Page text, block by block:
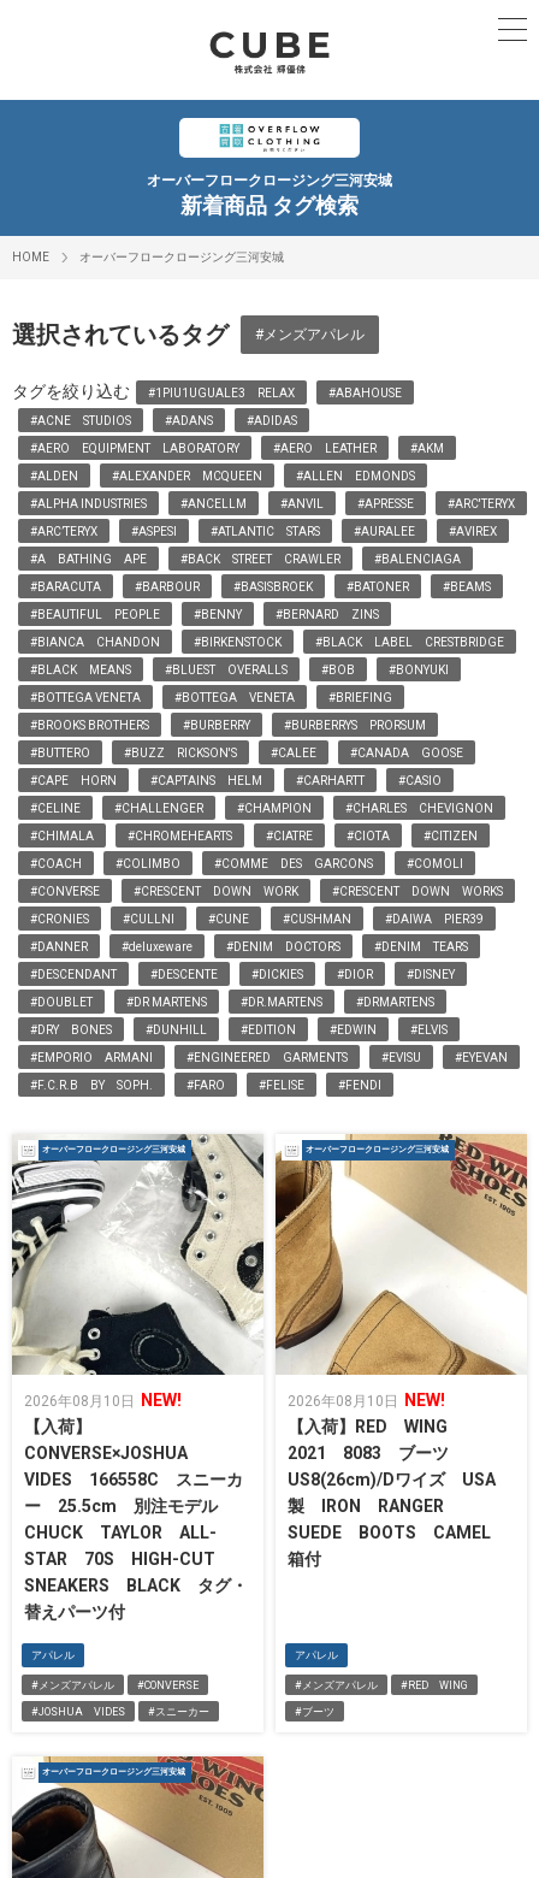
オーバーフロークロージング三河安城
新着商品 タグ検索
HOME オーバーフロークロージング三河安城
選択されているタグ #メンズアパレル
タグを絞り込む #1PIU1UGUALE3 RELAX #ABAHOUSE
#ACNE STUDIOS #ADANS #ADIDAS
#AERO EQUIPMENT LABORATORY #AERO LEATHER #AKM
#ALDEN #ALEXANDER MCQUEEN #ALLEN EDMONDS
#ALPHA INDUSTRIES #ANCELLM #ANVIL #APRESSE #ARC'TERYX
#ARC’TERYX #ASPESI #ATLANTIC STARS #AURALEE #AVIREX
#A BATHING APE #BACK STREET CRAWLER #BALENCIAGA
#BARACUTA #BARBOUR #BASISBROEK #BATONER #BEAMS
#BEAUTIFUL PEOPLE #BENNY #BERNARD ZINS
#BIANCA CHANDON #BIRKENSTOCK #BLACK LABEL CRESTBRIDGE
#BLACK MEANS #BLUEST OVERALLS #BOB #BONYUKI
#BOTTEGA VENETA #BOTTEGA VENETA #BRIEFING
#BROOKS BROTHERS #BURBERRY #BURBERRYS PRORSUM
#BUTTERO #BUZZ RICKSON'S #CALEE #CANADA GOOSE
#CAPE HORN #CAPTAINS HELM #CARHARTT #CASIO
#CELINE #CHALLENGER #CHAMPION #CHARLES CHEVIGNON
#CHIMALA #CHROMEHEARTS #CIATRE #CIOTA #CITIZEN
#COACH #COLIMBO #COMME DES GARCONS #COMOLI
#CONVERSE #CRESCENT DOWN WORK #CRESCENT DOWN WORKS
#CRONIES #CULLNI #CUNE #CUSHMAN #DAIWA PIER39
#DANNER #deluxeware #DENIM DOCTORS #DENIM TEARS
#DESCENDANT #DESCENTE #DICKIES #DIOR #DISNEY
#DOUBLET #DR MARTENS #DR.MARTENS #DRMARTENS
#DRY BONES #DUNHILL #EDITION #EDWIN #ELVIS
#EMPORIO ARMANI #ENGINEERED GARMENTS #EVISU #EYEVAN
#F.C.R.B BY SOPH. #FARO #FELISE #FENDI
オーバーフロークロージング三河安城
2026年08月10日
NEW!
【入荷】
CONVERSE×JOSHUA
VIDES 166558C スニーカ
ー 25.5cm 別注モデル
CHUCK TAYLOR ALL-
STAR 70S HIGH-CUT
SNEAKERS BLACK タグ・
替えパーツ付
アパレル
#メンズアパレル #CONVERSE
#JOSHUA VIDES #スニーカー
オーバーフロークロージング三河安城
2026年08月10日
NEW!
【入荷】RED WING
2021 8083 ブーツ
US8(26cm)/Dワイズ USA
製 IRON RANGER
SUEDE BOOTS CAMEL
箱付
アパレル
#メンズアパレル #RED WING
#ブーツ
オーバーフロークロージング三河安城